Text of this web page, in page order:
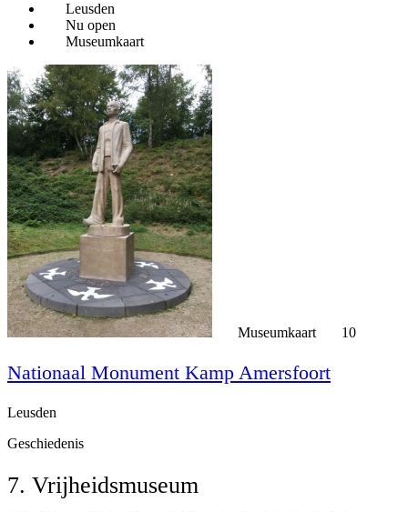
Leusden
Nu open
Museumkaart
Museumkaart 10
Nationaal Monument Kamp Amersfoort
Leusden
Geschiedenis
7. Vrijheidsmuseum